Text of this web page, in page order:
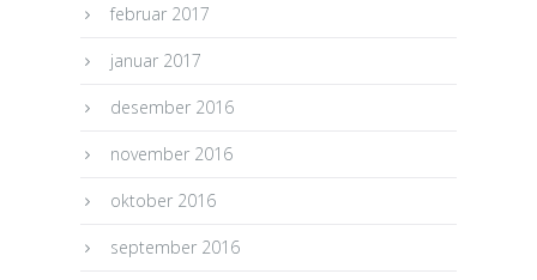
februar 2017
januar 2017
desember 2016
november 2016
oktober 2016
september 2016